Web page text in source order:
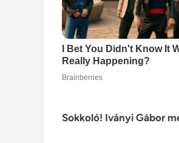
Sokkoló! Iványi Gábor